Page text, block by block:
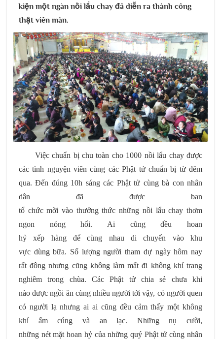
kiện một ngàn nồi lẩu chay đã diễn ra thành công
thật viên mãn.
Việc chuẩn bị chu toàn cho 1000 nồi lẩu chay được
các tình nguyện viên cùng các Phật tử chuẩn bị từ đêm
qua. Đến đúng 10h sáng các Phật tử cùng bà con nhân
dân đã được ban
tổ chức mời vào thưởng thức những nồi lẩu chay thơm
ngon nóng hổi. Ai cũng đều hoan
hỷ xếp hàng để cùng nhau di chuyển vào khu
vực dùng bữa. Số lượng người tham dự ngày hôm nay
rất đông nhưng cũng không làm mất đi không khí trang
nghiêm trong chùa. Các Phật tử chia sẻ chưa khi
nào được ngồi ăn cùng nhiều người tới vậy, có người quen
có người lạ nhưng ai ai cũng đều cảm thấy một không
khí ấm cúng và an lạc. Những nụ cười,
những nét mặt hoan hỷ của những quý Phật tử cùng nhân